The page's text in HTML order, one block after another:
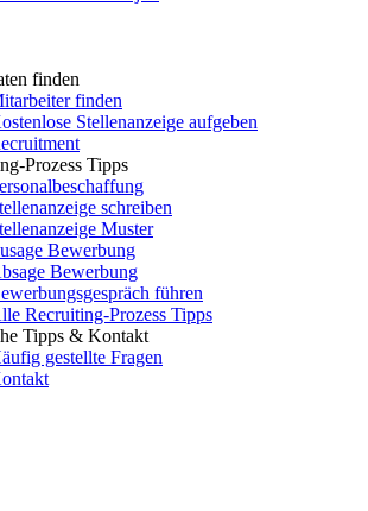
finden
finden
Stellenanzeige aufgeben
Prozess Tipps
schreiben
Muster
Bewerbung
Bewerbung
führen
Recruiting-Prozess Tipps
Tipps & Kontakt
gestellte Fragen